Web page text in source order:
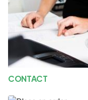
CONTACT